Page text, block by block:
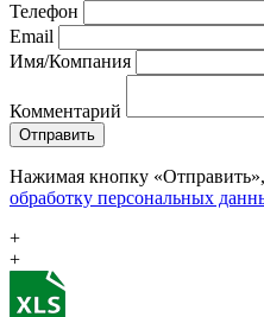
Телефон
Email
Имя/Компания
Комментарий
Отправить
Нажимая кнопку «Отправить»,
обработку персональных
+
+